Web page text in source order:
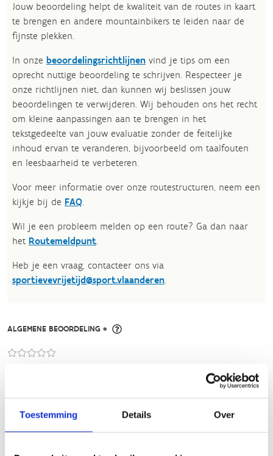
Toestemming Details Over
Jouw beoordeling helpt de kwaliteit van de routes in kaart
te brengen en andere mountainbikers te leiden naar de
fijnste plekken.
In onze beoordelingsrichtlijnen vind je tips om een
oprecht nuttige beoordeling te schrijven. Respecteer je
onze richtlijnen niet, dan kunnen wij beslissen jouw
beoordelingen te verwijderen. Wij behouden ons het recht
om kleine aanpassingen aan te brengen in het
tekstgedeelte van jouw evaluatie zonder de feitelijke
inhoud ervan te veranderen, bijvoorbeeld om taalfouten
en leesbaarheid te verbeteren.​
Voor meer informatie over onze routestructuren, neem een
kijkje bij de FAQ.
Wil je een probleem melden op een route? Ga dan naar
het Routemeldpunt.
Heb je een vraag, contacteer ons via
sportievevrijetijd@sport.vlaanderen.​
ALGEMENE BEOORDELING *
FYSIEKE INSPANNING